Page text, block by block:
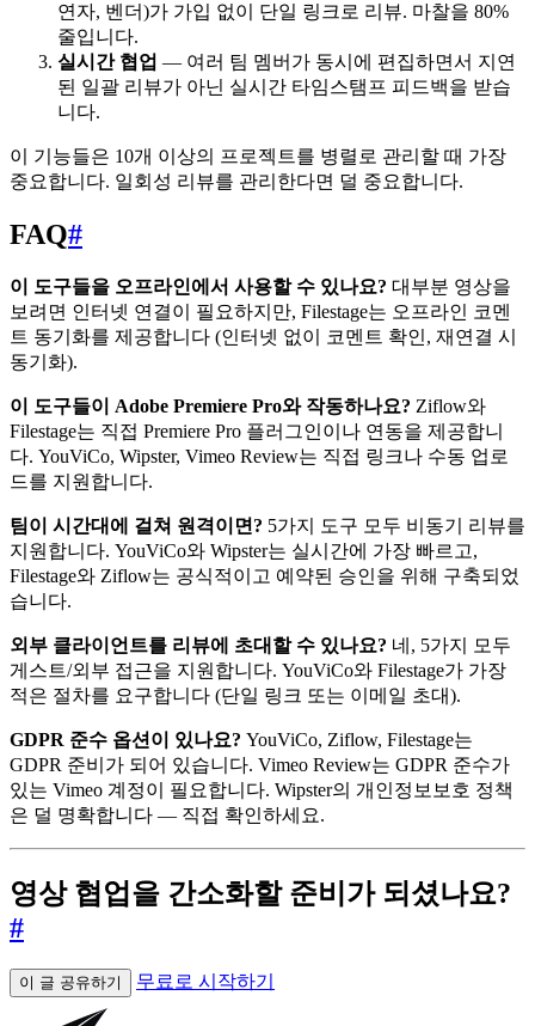
연자, 벤더)가 가입 없이 단일 링크로 리뷰. 마찰을 80%
줄입니다.
실시간 협업 — 여러 팀 멤버가 동시에 편집하면서 지연
된 일괄 리뷰가 아닌 실시간 타임스탬프 피드백을 받습
니다.
이 기능들은 10개 이상의 프로젝트를 병렬로 관리할 때 가장
중요합니다. 일회성 리뷰를 관리한다면 덜 중요합니다.
FAQ#
이 도구들을 오프라인에서 사용할 수 있나요? 대부분 영상을
보려면 인터넷 연결이 필요하지만, Filestage는 오프라인 코멘
트 동기화를 제공합니다 (인터넷 없이 코멘트 확인, 재연결 시
동기화).
이 도구들이 Adobe Premiere Pro와 작동하나요? Ziflow와
Filestage는 직접 Premiere Pro 플러그인이나 연동을 제공합니
다. YouViCo, Wipster, Vimeo Review는 직접 링크나 수동 업로
드를 지원합니다.
팀이 시간대에 걸쳐 원격이면? 5가지 도구 모두 비동기 리뷰를
지원합니다. YouViCo와 Wipster는 실시간에 가장 빠르고,
Filestage와 Ziflow는 공식적이고 예약된 승인을 위해 구축되었
습니다.
외부 클라이언트를 리뷰에 초대할 수 있나요? 네, 5가지 모두
게스트/외부 접근을 지원합니다. YouViCo와 Filestage가 가장
적은 절차를 요구합니다 (단일 링크 또는 이메일 초대).
GDPR 준수 옵션이 있나요? YouViCo, Ziflow, Filestage는
GDPR 준비가 되어 있습니다. Vimeo Review는 GDPR 준수가
있는 Vimeo 계정이 필요합니다. Wipster의 개인정보보호 정책
은 덜 명확합니다 — 직접 확인하세요.
영상 협업을 간소화할 준비가 되셨나요?
#
이 글 공유하기 무료로 시작하기